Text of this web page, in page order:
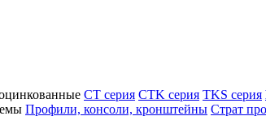
CT серия CTK серия TKS серия
Профили, консоли, кронштейны Страт